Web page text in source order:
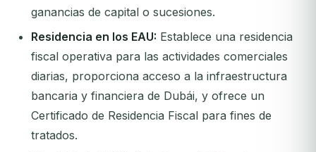
ganancias de capital o sucesiones.
Residencia en los EAU: Establece una residencia
fiscal operativa para las actividades comerciales
diarias, proporciona acceso a la infraestructura
bancaria y financiera de Dubái, y ofrece un
Certificado de Residencia Fiscal para fines de
tratados.